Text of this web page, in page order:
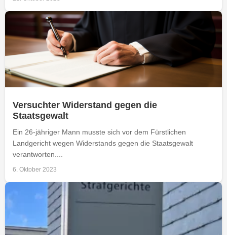
Versuchter Widerstand gegen die
Staatsgewalt
Ein 26-jähriger Mann musste sich vor dem Fürstlichen
Landgericht wegen Widerstands gegen die Staatsgewalt
verantworten....
6. Oktober 2023